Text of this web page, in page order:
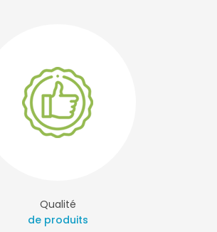
Qualité
de produits